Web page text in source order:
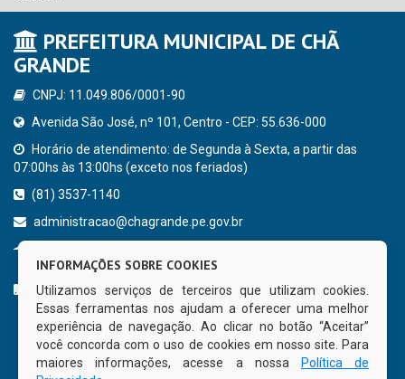
PREFEITURA MUNICIPAL DE CHÃ
GRANDE
CNPJ: 11.049.806/0001-90
Avenida São José, nº 101, Centro - CEP: 55.636-000
Horário de atendimento: de Segunda à Sexta, a partir das
07:00hs às 13:00hs (exceto nos feriados)
(81) 3537-1140
administracao@chagrande.pe.gov.br
CURTA NOSSA FAN PAGE
INFORMAÇÕES SOBRE COOKIES
Utilizamos serviços de terceiros que utilizam cookies.
Essas ferramentas nos ajudam a oferecer uma melhor
experiência de navegação. Ao clicar no botão “Aceitar”
você concorda com o uso de cookies em nosso site. Para
maiores informações, acesse a nossa
Política de